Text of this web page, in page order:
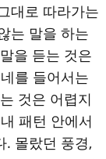
대로 따라가는
는 말을 하는
을 듣는 것은
를 들어서는
것은 어렵지
패턴 안에서
. 몰랐던 풍경,